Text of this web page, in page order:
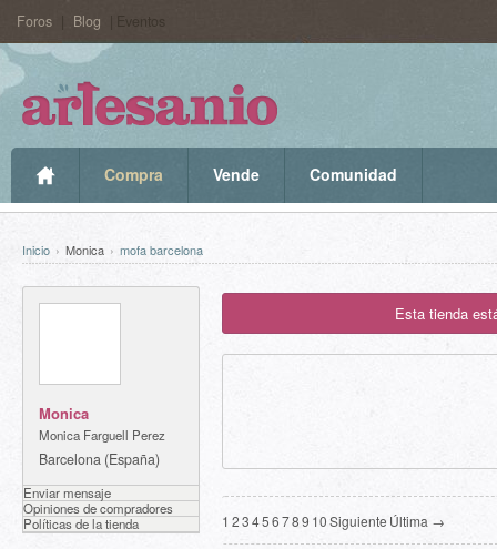
Foros Blog | Eventos
Compra Vende Comunidad
Inicio › Monica › mofa barcelona
Monica
Monica Farguell Perez
Barcelona (España)
Enviar mensaje
Opiniones de compradores
Políticas de la tienda
Esta tienda
mofa barcelona
1 23456789 10Siguiente Última →